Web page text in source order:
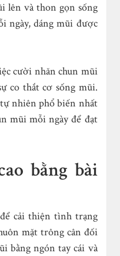
lên và thon gọn sống
ngày, dáng mũi được
cười nhăn chun mũi
co thắt cơ sống mũi.
nhiên phổ biến nhất
mũi mỗi ngày để đạt
bằng bài
cải thiện tình trạng
mặt trông cân đối
bằng ngón tay cái và